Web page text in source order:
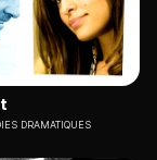
DRAMATIQUES